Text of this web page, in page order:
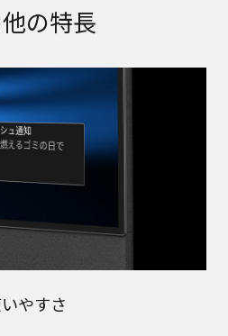
の特長
やすさ